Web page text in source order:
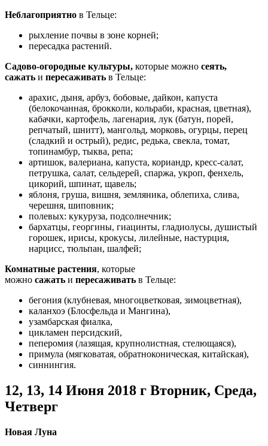
Неблагоприятно в Тельце:
рыхление почвы в зоне корней;
пересадка растений.
Садово-огородные культуры, которые можно сеять,
сажать и пересаживать в Тельце:
арахис, дыня, арбуз, бобовые, дайкон, капуста
(белокочанная, брокколи, кольраби, красная, цветная),
кабачки, картофель, лагенария, лук (батун, порей,
репчатый, шнитт), мангольд, морковь, огурцы, перец
(сладкий и острый), редис, редька, свекла, томат,
топинамбур, тыква, репа;
артишок, валериана, капуста, кориандр, кресс-салат,
петрушка, салат, сельдерей, спаржа, укроп, фенхель,
цикорий, шпинат, щавель;
яблоня, груша, вишня, земляника, облепиха, слива,
черешня, шиповник;
полевых: кукуруза, подсолнечник;
бархатцы, георгины, гиацинты, гладиолусы, душистый
горошек, ирисы, крокусы, лилейные, настурция,
нарцисс, тюльпан, шалфей;
Комнатные растения, которые
можно сажать и пересаживать в Тельце:
бегония (клубневая, многоцветковая, зимоцветная),
каланхоэ (Блосфельда и Мангина),
узамбарская фиалка,
цикламен персидский,
пеперомия (лазящая, крупнолистная, стелющаяся),
примула (мягковатая, обратноконическая, китайская),
синнингия.
12, 13, 14 Июня 2018 г Вторник, Среда,
Четверг
Новая Луна